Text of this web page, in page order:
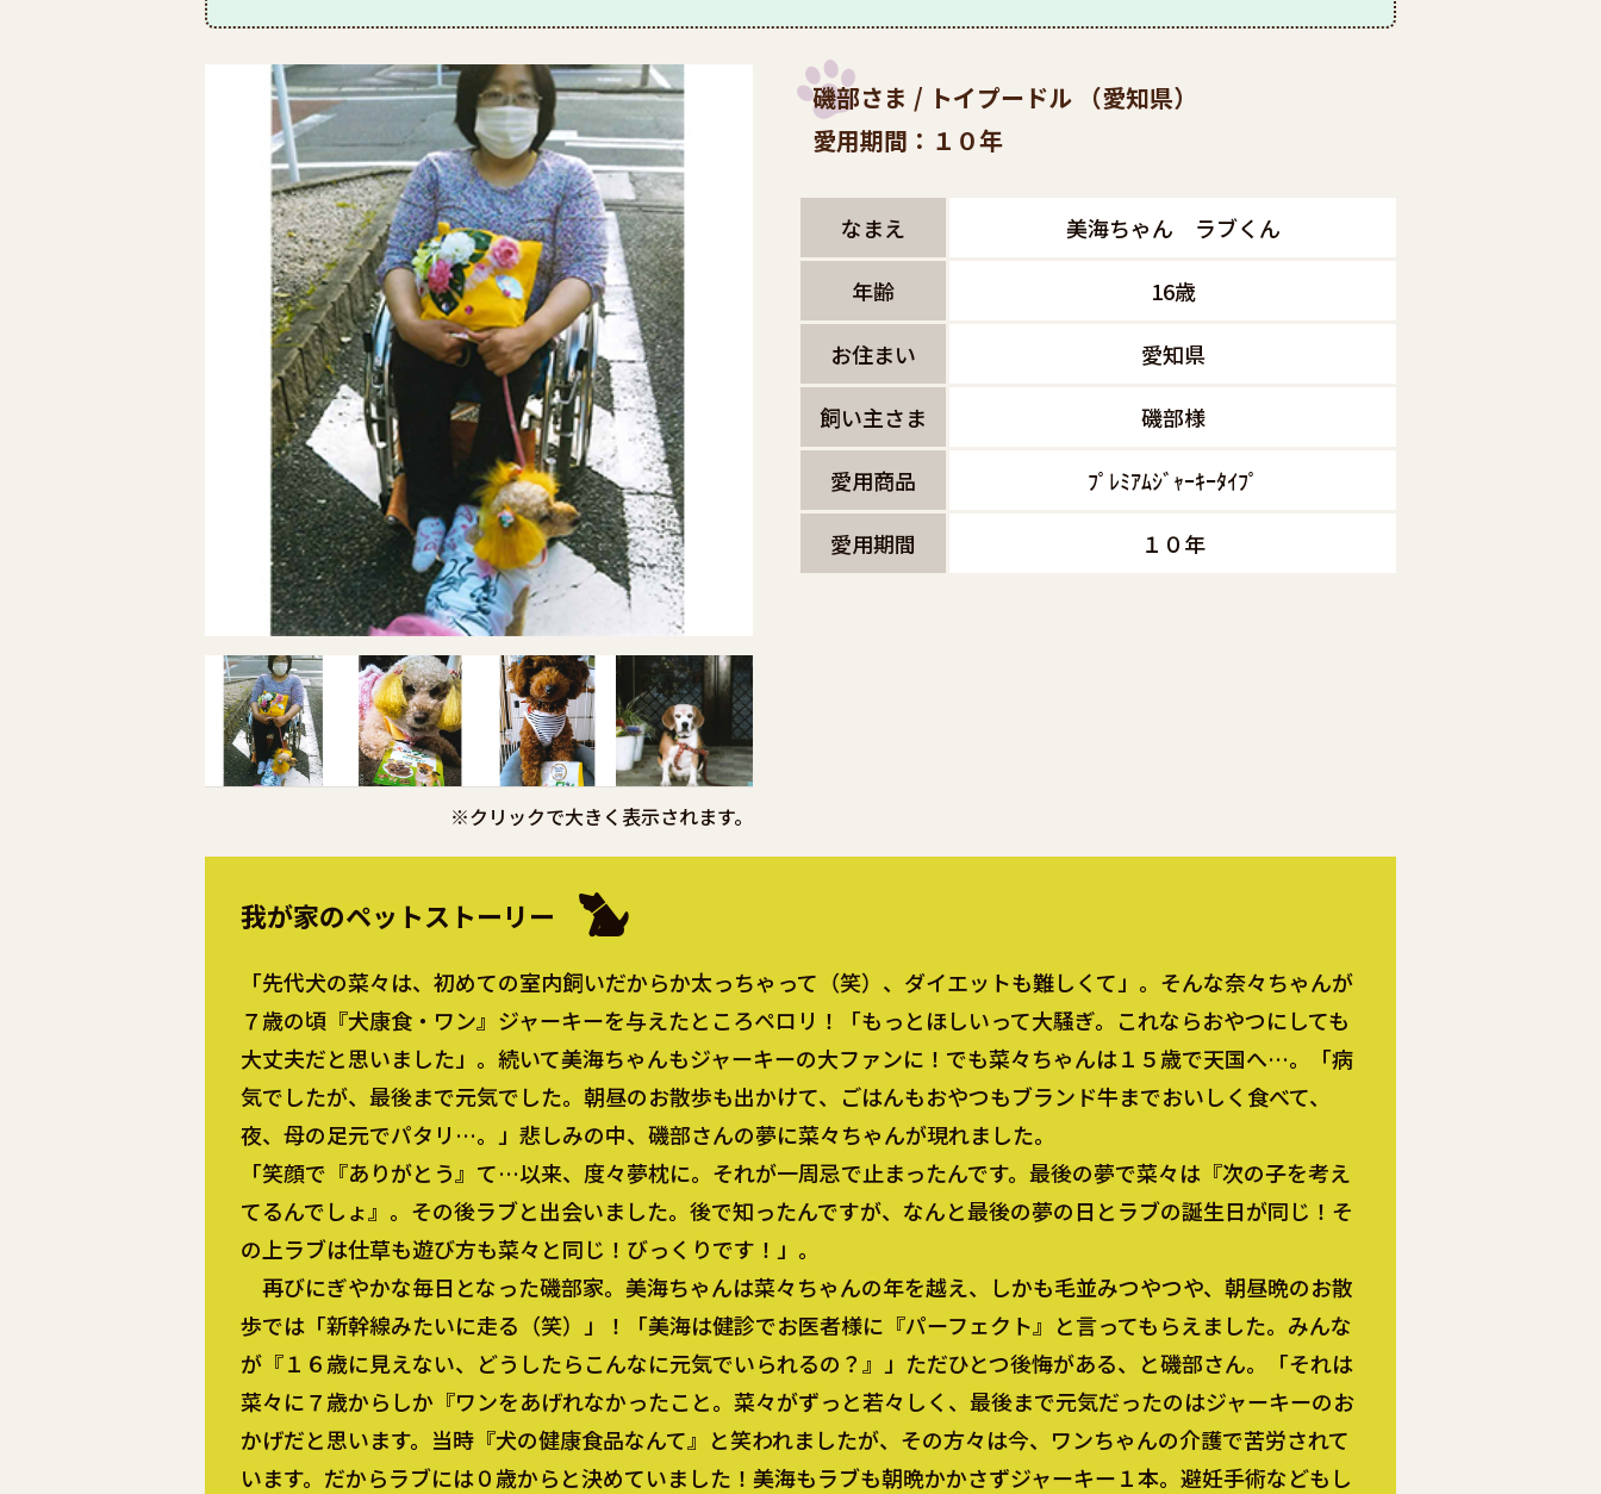
磯部さま / トイプードル （愛知県）
愛用期間：１０年
なまえ 美海ちゃん ラブくん
年齢 16歳
お住まい 愛知県
飼い主さま 磯部様
愛用商品 ﾌﾟﾚﾐｱﾑｼﾞｬｰｷｰﾀｲﾌﾟ
愛用期間 １０年
※クリックで大きく表示されます。
我が家のペットストーリー
「先代犬の菜々は、初めての室内飼いだからか太っちゃって（笑）、ダイエットも難しくて」。そんな奈々ちゃんが
７歳の頃『犬康食・ワン』ジャーキーを与えたところペロリ！「もっとほしいって大騒ぎ。これならおやつにしても
大丈夫だと思いました」。続いて美海ちゃんもジャーキーの大ファンに！でも菜々ちゃんは１５歳で天国へ…。「病
気でしたが、最後まで元気でした。朝昼のお散歩も出かけて、ごはんもおやつもブランド牛までおいしく食べて、
夜、母の足元でパタリ…。」悲しみの中、磯部さんの夢に菜々ちゃんが現れました。
「笑顔で『ありがとう』て…以来、度々夢枕に。それが一周忌で止まったんです。最後の夢で菜々は『次の子を考え
てるんでしょ』。その後ラブと出会いました。後で知ったんですが、なんと最後の夢の日とラブの誕生日が同じ！そ
の上ラブは仕草も遊び方も菜々と同じ！びっくりです！」。
再びにぎやかな毎日となった磯部家。美海ちゃんは菜々ちゃんの年を越え、しかも毛並みつやつや、朝昼晩のお散
歩では「新幹線みたいに走る（笑）」！「美海は健診でお医者様に『パーフェクト』と言ってもらえました。みんな
が『１６歳に見えない、どうしたらこんなに元気でいられるの？』」ただひとつ後悔がある、と磯部さん。「それは
菜々に７歳からしか『ワンをあげれなかったこと。菜々がずっと若々しく、最後まで元気だったのはジャーキーのお
かげだと思います。当時『犬の健康食品なんて』と笑われましたが、その方々は今、ワンちゃんの介護で苦労されて
います。だからラブには０歳からと決めていました！美海もラブも朝晩かかさずジャーキー１本。避妊手術などもし